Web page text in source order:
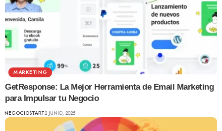
MARKETING
GetResponse: La Mejor Herramienta de Email Marketing
para Impulsar tu Negocio
NEGOCIOSTART2 JUNIO, 2025